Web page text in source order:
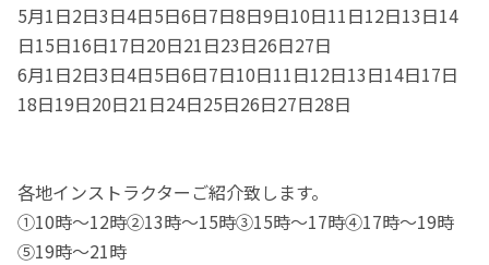
5月1日2日3日4日5日6日7日8日9日10日11日12日13日14
日15日16日17日20日21日23日26日27日
6月1日2日3日4日5日6日7日10日11日12日13日14日17日
18日19日20日21日24日25日26日27日28日
各地インストラクターご紹介致します。
①10時～12時②13時～15時③15時～17時④17時～19時
⑤19時～21時